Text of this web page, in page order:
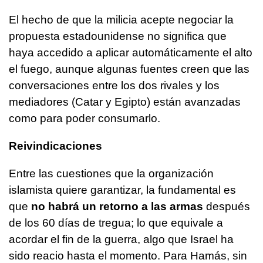
El hecho de que la milicia acepte negociar la
propuesta estadounidense no significa que
haya accedido a aplicar automáticamente el alto
el fuego, aunque algunas fuentes creen que las
conversaciones entre los dos rivales y los
mediadores (Catar y Egipto) están avanzadas
como para poder consumarlo.
Reivindicaciones
Entre las cuestiones que la organización
islamista quiere garantizar, la fundamental es
que no habrá un retorno a las armas después
de los 60 días de tregua; lo que equivale a
acordar el fin de la guerra, algo que Israel ha
sido reacio hasta el momento. Para Hamás, sin